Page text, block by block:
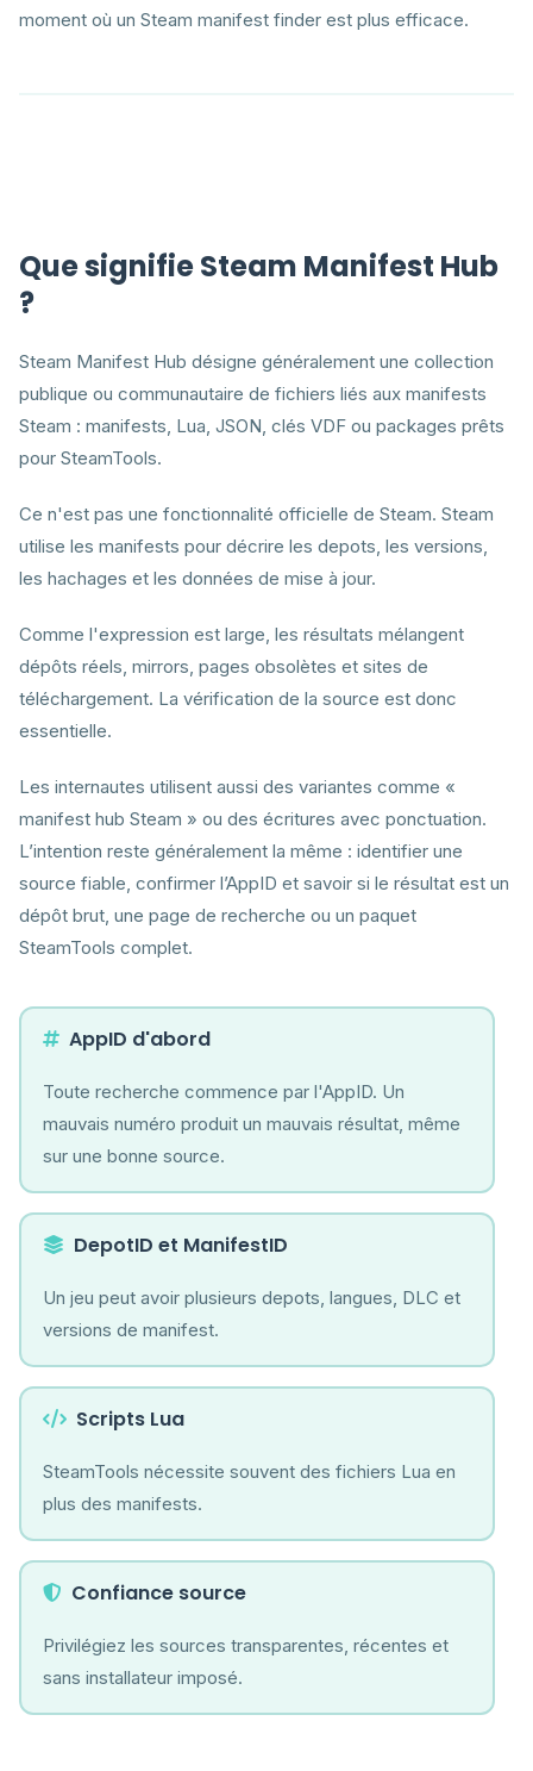
moment où un Steam manifest finder est plus efficace.
Que signifie Steam Manifest Hub
?
Steam Manifest Hub désigne généralement une collection
publique ou communautaire de fichiers liés aux manifests
Steam : manifests, Lua, JSON, clés VDF ou packages prêts
pour SteamTools.
Ce n'est pas une fonctionnalité officielle de Steam. Steam
utilise les manifests pour décrire les depots, les versions,
les hachages et les données de mise à jour.
Comme l'expression est large, les résultats mélangent
dépôts réels, mirrors, pages obsolètes et sites de
téléchargement. La vérification de la source est donc
essentielle.
Les internautes utilisent aussi des variantes comme «
manifest hub Steam » ou des écritures avec ponctuation.
L’intention reste généralement la même : identifier une
source fiable, confirmer l’AppID et savoir si le résultat est un
dépôt brut, une page de recherche ou un paquet
SteamTools complet.
AppID d'abord
Toute recherche commence par l'AppID. Un
mauvais numéro produit un mauvais résultat, même
sur une bonne source.
DepotID et ManifestID
Un jeu peut avoir plusieurs depots, langues, DLC et
versions de manifest.
Scripts Lua
SteamTools nécessite souvent des fichiers Lua en
plus des manifests.
Confiance source
Privilégiez les sources transparentes, récentes et
sans installateur imposé.